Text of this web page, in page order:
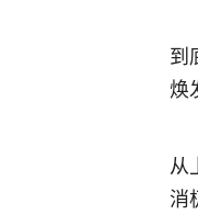
到
焕
从
消